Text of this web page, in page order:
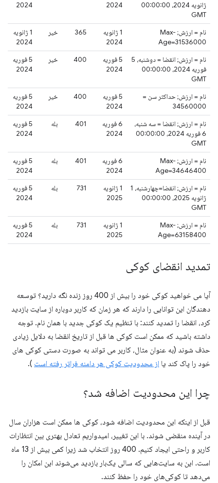
ژانویه 2024، 00:00:00
GMT
2024
2024
نام = ارزش; Max-
Age=31536000
1 ژانویه
2024
365 خیر
1 ژانویه
2024
نام = ارزش; انقضا = دوشنبه، 5
فوریه 2024، 00:00:00
GMT
5 فوریه
2024
400 خیر
5 فوریه
2024
نام = ارزش; حداکثر سن =
34560000
5 فوریه
2024
400 خیر
5 فوریه
2024
نام = ارزش; انقضا = سه شنبه،
6 فوریه 2024، 00:00:00
GMT
6 فوریه
2024
401 بله
5 فوریه
2024
نام = ارزش; Max-
Age=34646400
6 فوریه
2024
401 بله
5 فوریه
2024
نام = ارزش; انقضا=چهارشنبه، 1
ژانویه 2025، 00:00:00
GMT
1 ژانویه
2025
731 بله
5 فوریه
2024
نام = ارزش; Max-
Age=63158400
1 ژانویه
2025
731 بله
5 فوریه
2024
تمدید انقضای کوکی
آیا می خواهید کوکی خود را بیش از 400 روز زنده نگه دارید؟ توسعه
دهندگان این توانایی را دارند که هر زمان که کاربر دوباره از سایت بازدید
کرد، انقضا را تمدید کنند: با تنظیم یک کوکی جدید با همان نام. توجه
داشته باشید که ممکن است کوکی ها قبل از تاریخ انقضا به دلایل زیادی
حذف شوند (به عنوان مثال، کاربر می تواند به صورت دستی کوکی های
خود را پاک کند یا از محدودیت کوکی هر دامنه فراتر رفته است ).
چرا این محدودیت اضافه شد؟
قبل از اینکه این محدودیت اضافه شود، کوکی ها ممکن است هزاران سال
در آینده منقضی شوند. با این تغییر، امیدواریم تعادل بهتری بین انتظارات
کاربر و راحتی ایجاد کنیم. 400 روز انتخاب شد زیرا کمی بیش از 13 ماه
است. این به سایت‌هایی که سالی یک‌بار بازدید می‌شوند این امکان را
می‌دهد تا کوکی‌های خود را حفظ کنند.